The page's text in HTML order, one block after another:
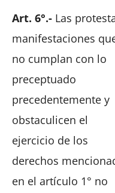
Art. 6°.- Las
manifestaciones
no cumplan con lo
preceptuado
precedentemente y
obstaculicen el
ejercicio de los
derechos
en el artículo 1° no